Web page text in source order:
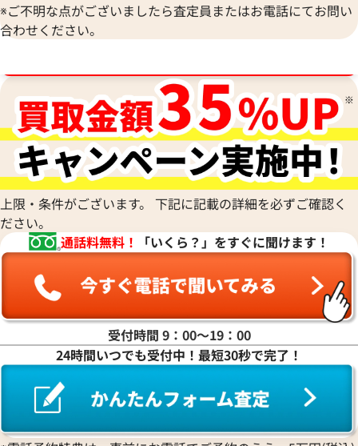
参考買取価格
49,000円
参考買取価格
31,000円
※ご不明な点がございましたら査定員またはお電話にてお問い
合わせください。
上限・条件がございます。 下記に記載の詳細を必ずご確認く
ださい。
通話料無料！
「いくら？」をすぐに聞けます！
受付時間 9：00〜19：00
24時間いつでも受付中！最短30秒で完了！